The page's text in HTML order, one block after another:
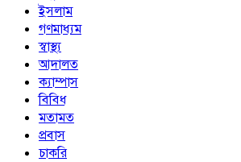
ইসলাম
গণমাধ্যম
স্বাস্থ্য
আদালত
ক্যাম্পাস
বিবিধ
মতামত
প্রবাস
চাকরি